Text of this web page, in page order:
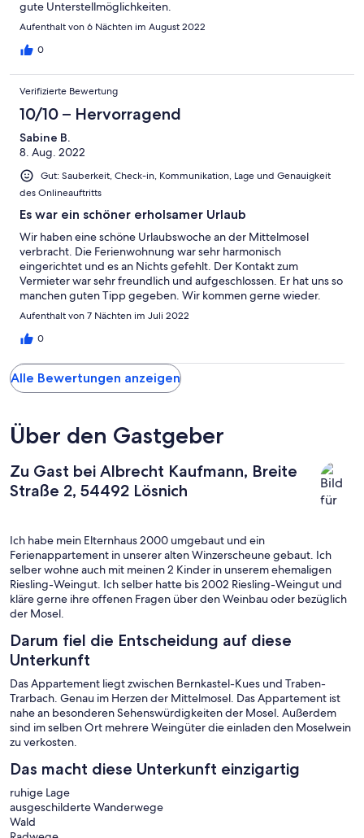
gute Unterstellmöglichkeiten.
Aufenthalt von 6 Nächten im August 2022
0
Verifizierte Bewertung
10/10 – Hervorragend
Sabine B.
8. Aug. 2022
Gut: Sauberkeit, Check-in, Kommunikation, Lage und Genauigkeit
des Onlineauftritts
Es war ein schöner erholsamer Urlaub
Wir haben eine schöne Urlaubswoche an der Mittelmosel
verbracht. Die Ferienwohnung war sehr harmonisch
eingerichtet und es an Nichts gefehlt. Der Kontakt zum
Vermieter war sehr freundlich und aufgeschlossen. Er hat uns so
manchen guten Tipp gegeben. Wir kommen gerne wieder.
Aufenthalt von 7 Nächten im Juli 2022
0
Alle Bewertungen anzeigen
Über den Gastgeber
Zu Gast bei Albrecht Kaufmann, Breite
Straße 2, 54492 Lösnich
Ich habe mein Elternhaus 2000 umgebaut und ein
Ferienappartement in unserer alten Winzerscheune gebaut. Ich
selber wohne auch mit meinen 2 Kinder in unserem ehemaligen
Riesling-Weingut. Ich selber hatte bis 2002 Riesling-Weingut und
kläre gerne ihre offenen Fragen über den Weinbau oder bezüglich
der Mosel.
Darum fiel die Entscheidung auf diese
Unterkunft
Das Appartement liegt zwischen Bernkastel-Kues und Traben-
Trarbach. Genau im Herzen der Mittelmosel. Das Appartement ist
nahe an besonderen Sehenswürdigkeiten der Mosel. Außerdem
sind im selben Ort mehrere Weingüter die einladen den Moselwein
zu verkosten.
Das macht diese Unterkunft einzigartig
ruhige Lage
ausgeschilderte Wanderwege
Wald